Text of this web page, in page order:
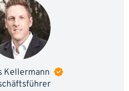
Kellermann